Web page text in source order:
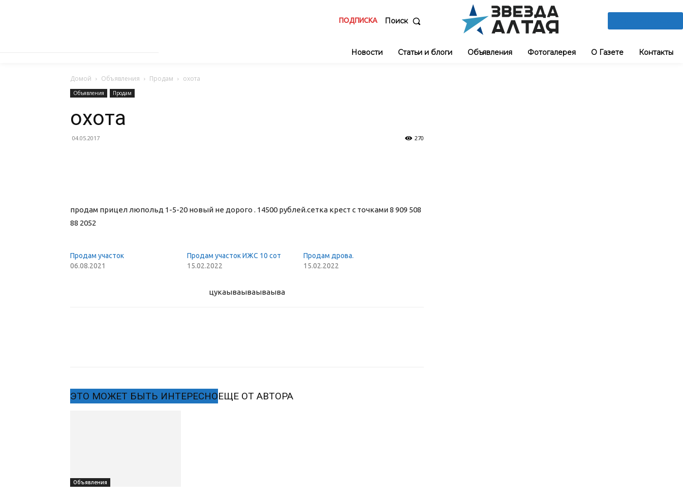
ПОДПИСКА Поиск
Новости Статьи и блоги Объявления Фотогалерея О Газете Контакты
Домой Объявления Продам охота
Объявления Продам
охота
04.05.2017 270
продам прицел люпольд 1-5-20 новый не дорого . 14500 рублей.сетка крест с точками 8 909 508
88 2052
Продам участок
06.08.2021
Продам участок ИЖС 10 сот
15.02.2022
Продам дрова.
15.02.2022
цукаываываываыва
ЭТО МОЖЕТ БЫТЬ ИНТЕРЕСНОЕЩЕ ОТ АВТОРА
Объявления